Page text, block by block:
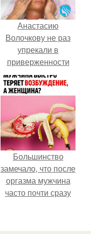
Анастасию
Волочкову не раз
упрекали в
приверженности
устаревшим бьюти -
процедурам.
Большинство
замечало, что после
оргазма мужчина
часто почти сразу
как женщина может